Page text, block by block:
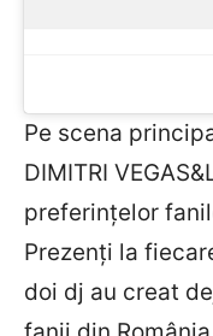
Pe scena
DIMITRI
preferințelor
Prezenți la
doi dj au creat